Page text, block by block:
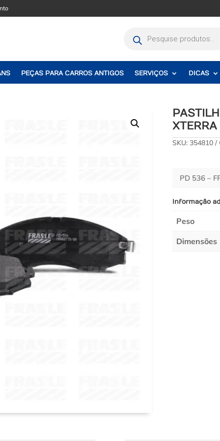
produtos
PEÇAS PARA CARROS ANTIGOS SERVIÇOS DICAS
SKU: 354810
PD 536 –
Informação
Peso
Dimensões